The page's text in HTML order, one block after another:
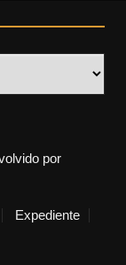
por
Expediente